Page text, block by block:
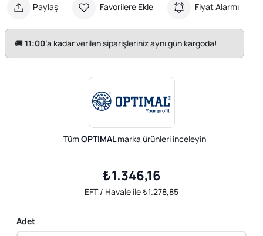
Paylaş Favorilere Ekle Fiyat Alarmı
🚚11:00’a kadar verilen siparişleriniz aynı gün kargoda!
TümOPTIMALmarka ürünleri inceleyin
₺1.346,16
EFT / Havale ile ₺1.278,85
Adet